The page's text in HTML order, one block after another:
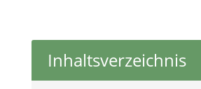
Inhaltsverzeichnis